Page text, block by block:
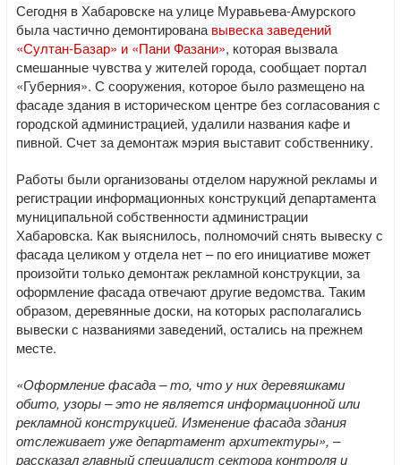
Сегодня в Хабаровске на улице Муравьева-Амурского
была частично демонтирована вывеска заведений
«Султан-Базар» и «Пани Фазани», которая вызвала
смешанные чувства у жителей города, сообщает портал
«Губерния». С сооружения, которое было размещено на
фасаде здания в историческом центре без согласования с
городской администрацией, удалили названия кафе и
пивной. Счет за демонтаж мэрия выставит собственнику.
Работы были организованы отделом наружной рекламы и
регистрации информационных конструкций департамента
муниципальной собственности администрации
Хабаровска. Как выяснилось, полномочий снять вывеску с
фасада целиком у отдела нет – по его инициативе может
произойти только демонтаж рекламной конструкции, за
оформление фасада отвечают другие ведомства. Таким
образом, деревянные доски, на которых располагались
вывески с названиями заведений, остались на прежнем
месте.
«Оформление фасада – то, что у них деревяшками
обито, узоры – это не является информационной или
рекламной конструкцией. Изменение фасада здания
отслеживает уже департамент архитектуры», –
рассказал главный специалист сектора контроля и